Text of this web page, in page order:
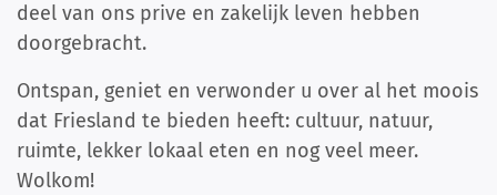
deel van ons prive en zakelijk leven hebben
doorgebracht.
Ontspan, geniet en verwonder u over al het moois
dat Friesland te bieden heeft: cultuur, natuur,
ruimte, lekker lokaal eten en nog veel meer.
Wolkom!